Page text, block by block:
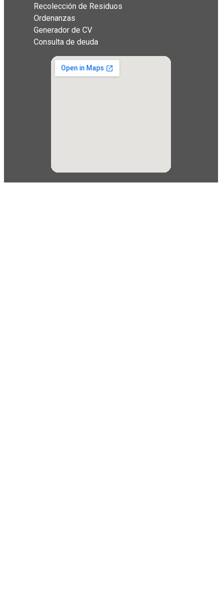
Recolección de Residuos
Ordenanzas
Generador de CV
Consulta de deuda